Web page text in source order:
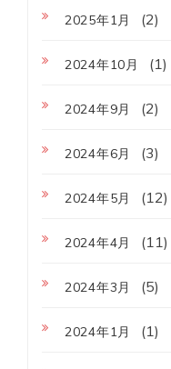
2025年1月 (2)
2024年10月 (1)
2024年9月 (2)
2024年6月 (3)
2024年5月 (12)
2024年4月 (11)
2024年3月 (5)
2024年1月 (1)